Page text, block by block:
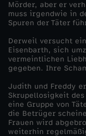
o
r
L
i
e
b
Mörder, aber er
muss irgendwie in
Spuren der Täter
Derweil versucht
Eisenbarth, sich
vermeintlichen
gegeben. Ihre
Judith und Freddy
Skrupellosigkeit
eine Gruppe von
die Betrüger
Frauen wird
weiterhin